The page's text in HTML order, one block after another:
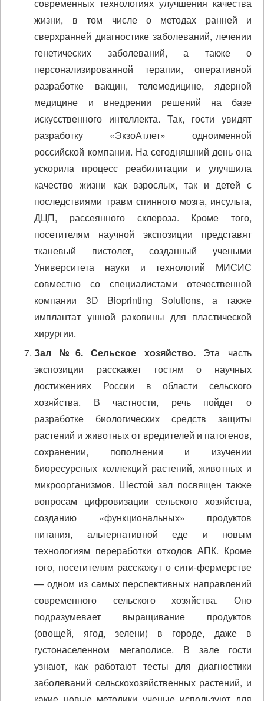
современных технологиях улучшения качества
жизни, в том числе о методах ранней и
сверхранней диагностике заболеваний, лечении
генетических заболеваний, а также о
персонализированной терапии, оперативной
разработке вакцин, телемедицине, ядерной
медицине и внедрении решений на базе
искусственного интеллекта. Так, гости увидят
разработку «ЭкзоАтлет» одноименной
российской компании. На сегодняшний день она
ускорила процесс реабилитации и улучшила
качество жизни как взрослых, так и детей с
последствиями травм спинного мозга, инсульта,
ДЦП, рассеянного склероза. Кроме того,
посетителям научной экспозиции представят
тканевый пистолет, созданный учеными
Университета науки и технологий МИСИС
совместно со специалистами отечественной
компании 3D Bioprinting Solutions, а также
имплантат ушной раковины для пластической
хирургии.
Зал №6. Сельское хозяйство. Эта часть
экспозиции расскажет гостям о научных
достижениях России в области сельского
хозяйства. В частности, речь пойдет о
разработке биологических средств защиты
растений и животных от вредителей и патогенов,
сохранении, пополнении и изучении
биоресурсных коллекций растений, животных и
микроорганизмов. Шестой зал посвящен также
вопросам цифровизации сельского хозяйства,
созданию «функциональных» продуктов
питания, альтернативной еде и новым
технологиям переработки отходов АПК. Кроме
того, посетителям расскажут о сити-фермерстве
— одном из самых перспективных направлений
современного сельского хозяйства. Оно
подразумевает выращивание продуктов
(овощей, ягод, зелени) в городе, даже в
густонаселенном мегаполисе. В зале гости
узнают, как работают тесты для диагностики
заболеваний сельскохозяйственных растений, и